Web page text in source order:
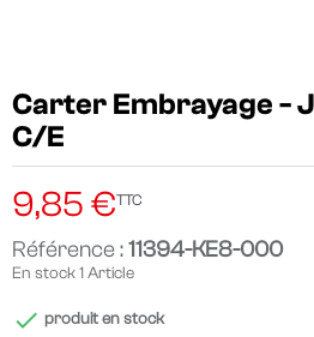
Carter Embrayage -
C/E
9,85 €TTC
Référence :11394-KE8-000
En stock1 Article
 produit en stock